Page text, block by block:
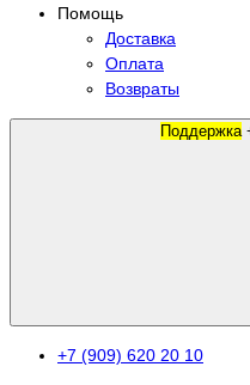
Помощь
Доставка
Оплата
Возвраты
Поддержка
+7 (909) 620 20 10